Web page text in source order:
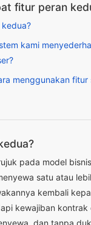
fitur peran
kami
menggunakan fitur
pada model
satu atau
kembali
kewajiban
dan tanpa